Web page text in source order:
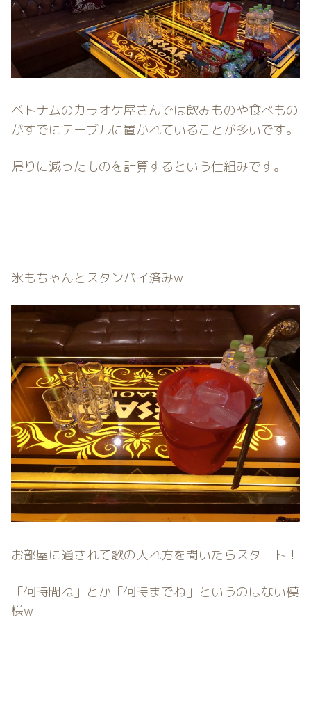
ベトナムのカラオケ屋さんでは飲みものや食べもの
がすでにテーブルに置かれていることが多いです。
帰りに減ったものを計算するという仕組みです。
氷もちゃんとスタンバイ済みw
お部屋に通されて歌の入れ方を聞いたらスタート！
「何時間ね」とか「何時までね」というのはない模
様w